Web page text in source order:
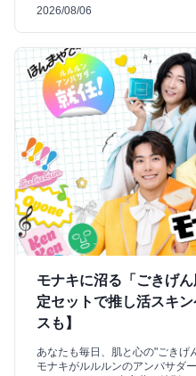
2026/08/06
モナキに沼る「ごきげ
定セットで推し活スキ
スも】
あなたも毎日、肌と心の"ごきげ
モナキがルルルンのアンバサダ